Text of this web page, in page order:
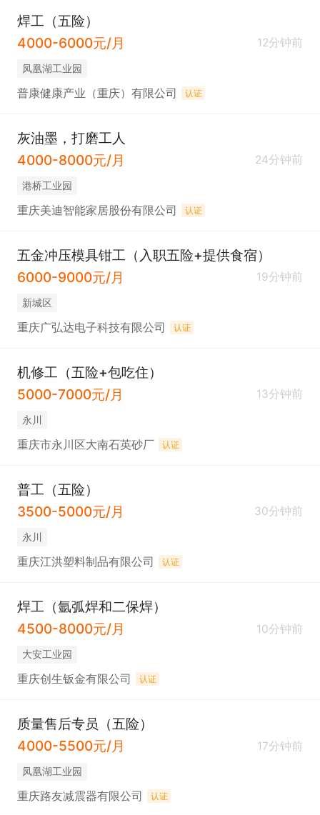
焊工（五险）
4000-6000元/月
12分钟前
凤凰湖工业园
普康健康产业（重庆）有限公司 认证
灰油墨，打磨工人
4000-8000元/月
24分钟前
港桥工业园
重庆美迪智能家居股份有限公司 认证
五金冲压模具钳工（入职五险+提供食宿）
6000-9000元/月
19分钟前
新城区
重庆广弘达电子科技有限公司 认证
机修工（五险+包吃住）
5000-7000元/月
13分钟前
永川
重庆市永川区大南石英砂厂 认证
普工（五险）
3500-5000元/月
30分钟前
永川
重庆江洪塑料制品有限公司 认证
焊工（氩弧焊和二保焊）
4500-8000元/月
10分钟前
大安工业园
重庆创生钣金有限公司 认证
质量售后专员（五险）
4000-5500元/月
17分钟前
凤凰湖工业园
重庆路友减震器有限公司 认证